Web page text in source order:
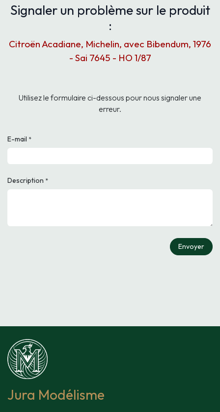
Signaler un problème sur le produit
:
Citroën Acadiane, Michelin, avec Bibendum, 1976
- Sai 7645 - HO 1/87
Utilisez le formulaire ci-dessous pour nous signaler une
erreur.
E-mail *
Description *
Envoyer
Jura Modélisme